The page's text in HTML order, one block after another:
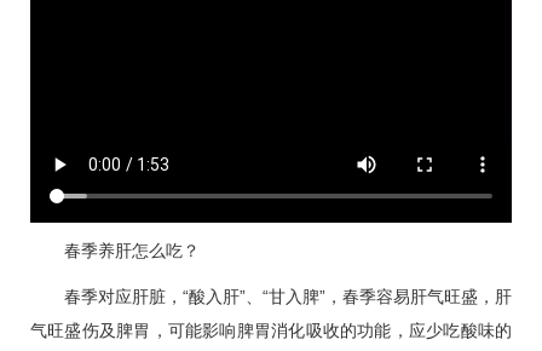
春季养肝怎么吃？
春季对应肝脏，“酸入肝”、“甘入脾”，春季容易肝气旺盛，肝
气旺盛伤及脾胃，可能影响脾胃消化吸收的功能，应少吃酸味的